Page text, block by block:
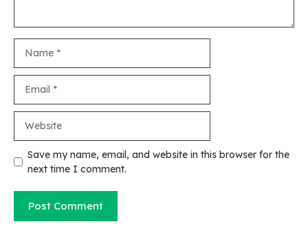
Save my name, email, and website in this browser for the
next time I comment.